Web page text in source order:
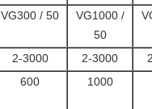
VG300 / 50
VG1000 /
50
2-3000 2-3000
600 1000